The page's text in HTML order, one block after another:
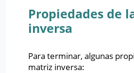
Propiedades de
inversa
Para terminar, algunas
matriz inversa: